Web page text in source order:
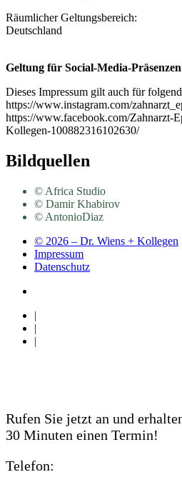
Räumlicher Geltungsbereich:
Deutschland
Geltung für Social-Media-Präsenzen
Dieses Impressum gilt auch für
https://www.instagram.com/
https://www.facebook.com/Zahnarzt-
Kollegen-100882316102630/
Bildquellen
© Africa Studio
© Damir Khabirov
© AntonioDiaz
© 2026 – Dr. Wiens + Kollegen
Impressum
Datenschutz
|
|
|
Rufen Sie jetzt an und
30 Minuten einen Termin!
Telefon: